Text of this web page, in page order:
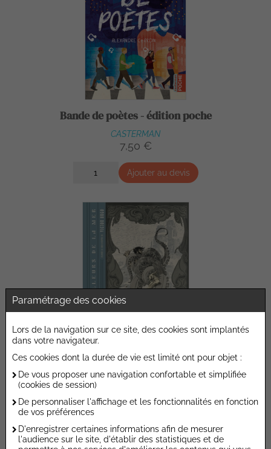
Bande de poètes - édition poche
CASTERMAN
7,50 €
Ajouter au devis
Les Travailleurs de la mer
GLENAT
Paramétrage des cookies
Lors de la navigation sur ce site, des cookies sont implantés
dans votre navigateur.
Ces cookies dont la durée de vie est limité ont pour objet :
De vous proposer une navigation confortable et simplifiée
(cookies de session)
De personnaliser l'affichage et les fonctionnalités en fonction
de vos préférences
D'enregistrer certaines informations afin de mesurer
l'audience sur le site, d'établir des statistiques et de